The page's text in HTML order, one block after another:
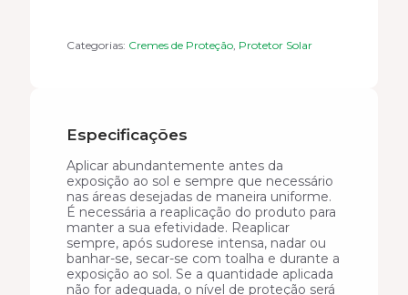
Categorias: Cremes de Proteção, Protetor Solar
Especificações
Aplicar abundantemente antes da
exposição ao sol e sempre que necessário
nas áreas desejadas de maneira uniforme.
É necessária a reaplicação do produto para
manter a sua efetividade. Reaplicar
sempre, após sudorese intensa, nadar ou
banhar-se, secar-se com toalha e durante a
exposição ao sol. Se a quantidade aplicada
não for adequada, o nível de proteção será